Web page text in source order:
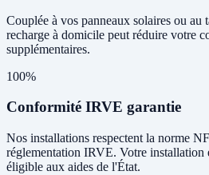
Couplée à vos panneaux solaires ou au
recharge à domicile peut réduire votre
supplémentaires.
100%
Conformité IRVE garantie
Nos installations respectent la norme
réglementation IRVE. Votre installation
éligible aux aides de l'État.